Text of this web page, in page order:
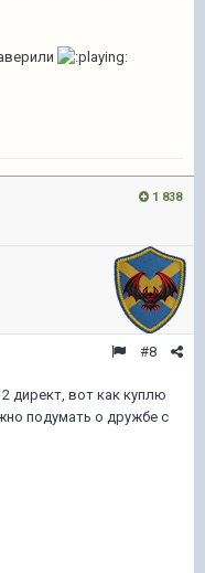
1 838
#8
директ, вот как куплю
подумать о дружбе с